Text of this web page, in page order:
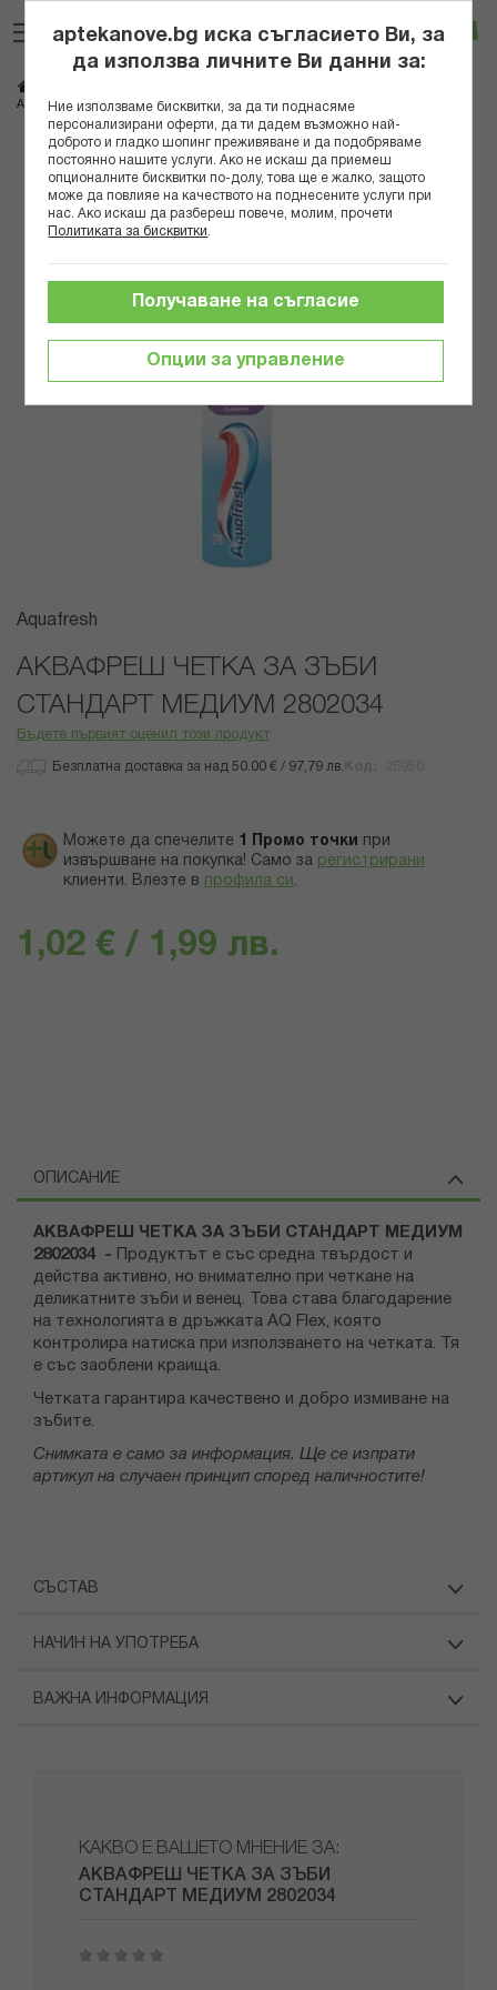
към
съдържанието
Вход
АКВАФРЕШ ЧЕТКА ЗА ЗЪБИ СТАНДАРТ МЕДИУМ 2802034
Преминете
края
Преминете
началото
галерия
със
Aquafresh
АКВАФРЕШ ЧЕТКА ЗА ЗЪБИ
СТАНДАРТ МЕДИУМ 2802034
Бъдете първият оценил този продукт
Безплатна доставка за над 50.00 € / 97,79 лв.
Можете да спечелите 1 Промо точки
при
извършване на покупка! Само за регистрирани
клиенти. Влезте в профила си .
1,02 € / 1,99 лв.
ОПИСАНИЕ
АКВАФРЕШ ЧЕТКА ЗА ЗЪБИ СТАНДАРТ МЕДИУМ
2802034 -
Продуктът е със средна твърдост и
действа активно, но внимателно при четкане на
деликатните зъби и венец. Това става благодарение
на технологията в дръжката AQ Flex, която
контролира натиска при използването на четката. Тя
е със заоблени краища.
Четката гарантира качествено и добро измиване на
зъбите.
Снимката е само за информация. Ще се изпрати
артикул на случаен принцип според наличностите!
СЪСТАВ
НАЧИН НА УПОТРЕБА
ВАЖНА ИНФОРМАЦИЯ
КАКВО Е ВАШЕТО МНЕНИЕ ЗА:
АКВАФРЕШ ЧЕТКА ЗА ЗЪБИ
СТАНДАРТ МЕДИУМ 2802034
aptekanove.bg иска съгласието Ви, за
да използва личните Ви данни за:
Ние използваме бисквитки, за да ти поднасяме
персонализирани оферти, да ти дадем възможно най-
доброто и гладко шопинг преживяване и да подобряваме
постоянно нашите услуги. Ако не искаш да приемеш
опционалните бисквитки по-долу, това ще е жалко, защото
може да повлияе на качеството на поднесените услуги при
нас. Ако искаш да разбереш повече, молим, прочети
Политиката за бисквитки
Опции за управление
Получаване на съгласие